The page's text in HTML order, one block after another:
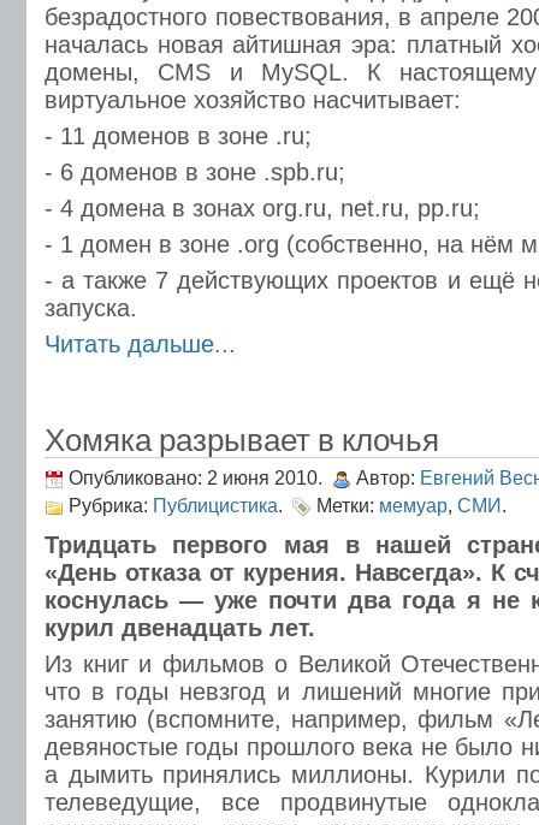
безрадостного повествования, в апреле
началась новая айтишная эра: платный
домены, CMS и MySQL. К
виртуальное хозяйство насчитывает:
- 11 доменов в зоне .ru;
- 6 доменов в зоне .spb.ru;
- 4 домена в зонах org.ru, net.ru, pp.ru;
- 1 домен в зоне .org (собственно, на нём
- а также 7 действующих проектов и ещё
запуска.
Читать дальше...
Хомяка разрывает в клочья
Опубликовано: 2 июня 2010. Автор: Евгений
Рубрика: Публицистика. Метки: мемуар, СМИ.
Тридцать первого мая в нашей
«День отказа от курения. Навсегда». К
коснулась — уже почти два года я не
курил двенадцать лет.
Из книг и фильмов о Великой
что в годы невзгод и лишений многие
занятию (вспомните, например, фильм
девяностые годы прошлого века не было
а дымить принялись миллионы. Курили
телеведущие, все продвинутые